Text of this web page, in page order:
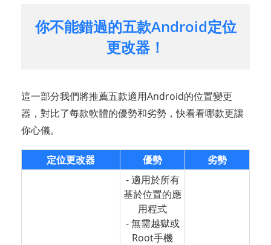
你不能錯過的五款Android定位
更改器！
這一部分我們將推薦五款適用Android的位置變更
器，對比了每款軟體的優勢和劣勢，快看看哪款更讓
你心儀。
定位更改器 優勢 劣勢
- 適用於所有
基於位置的應
用程式
- 無需越獄或
Root手機